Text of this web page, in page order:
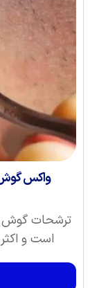
واکس گوش
ترشحات
است و اکثر